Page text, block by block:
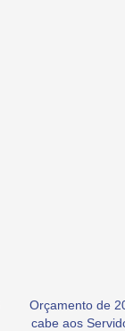
Orçamento de
cabe aos